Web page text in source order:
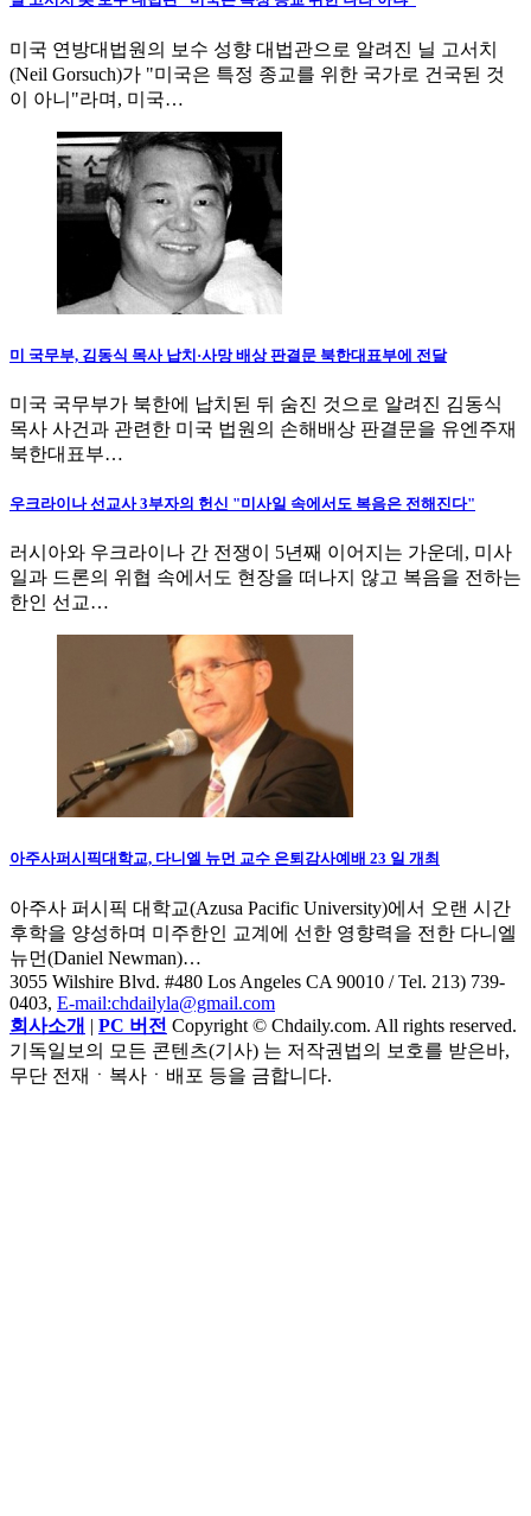
미국 연방대법원의 보수 성향 대법관으로 알려진 닐 고서치
(Neil Gorsuch)가 "미국은 특정 종교를 위한 국가로 건국된 것
이 아니"라며, 미국…
미 국무부, 김동식 목사 납치·사망 배상 판결문 북한대표부에 전달
미국 국무부가 북한에 납치된 뒤 숨진 것으로 알려진 김동식
목사 사건과 관련한 미국 법원의 손해배상 판결문을 유엔주재
북한대표부…
우크라이나 선교사 3부자의 헌신 "미사일 속에서도 복음은 전해진다"
러시아와 우크라이나 간 전쟁이 5년째 이어지는 가운데, 미사
일과 드론의 위협 속에서도 현장을 떠나지 않고 복음을 전하는
한인 선교…
아주사퍼시픽대학교, 다니엘 뉴먼 교수 은퇴감사예배 23 일 개최
아주사 퍼시픽 대학교(Azusa Pacific University)에서 오랜 시간
후학을 양성하며 미주한인 교계에 선한 영향력을 전한 다니엘
뉴먼(Daniel Newman)…
3055 Wilshire Blvd. #480 Los Angeles CA 90010 / Tel. 213) 739-
0403, E-mail:chdailyla@gmail.com
회사소개 | PC 버전 Copyright © Chdaily.com. All rights reserved.
기독일보의 모든 콘텐츠(기사) 는 저작권법의 보호를 받은바,
무단 전재ㆍ복사ㆍ배포 등을 금합니다.